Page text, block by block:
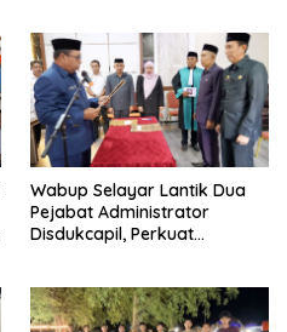
Wabup Selayar Lantik Dua
Pejabat Administrator
Disdukcapil, Perkuat